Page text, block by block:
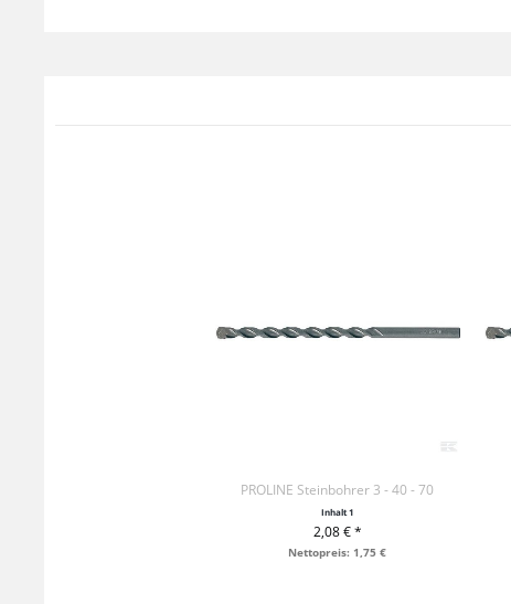
PROLINE Steinbohrer 3 - 40 - 70
Inhalt1
2,08 € *
+ IN DEN WARENKORB
Nettopreis: 1,75 €